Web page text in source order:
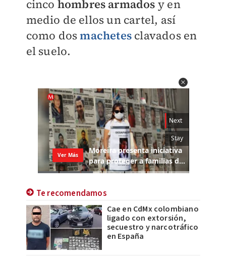
cinco hombres armados y en
medio de ellos un cartel, así
como dosmachetesclavados en
el suelo.
Te recomendamos
Cae en CdMx colombiano
ligado con extorsión,
secuestro y narcotráfico
en España